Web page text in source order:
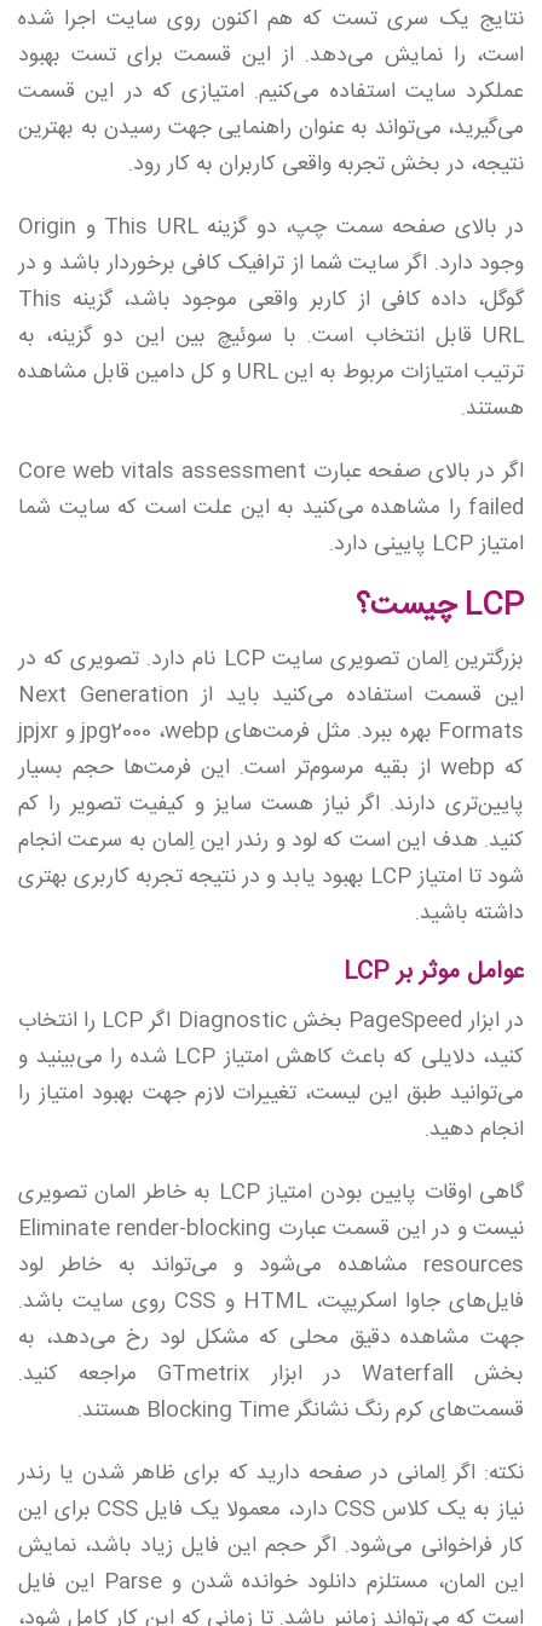
نتایج یک سری تست که هم اکنون روی سایت اجرا شده
است، را نمایش می‌دهد. از این قسمت برای تست بهبود
عملکرد سایت استفاده می‌کنیم. امتیازی که در این قسمت
می‌گیرید، می‌تواند به عنوان راهنمایی جهت رسیدن به بهترین
نتیجه، در بخش تجربه واقعی کاربران به کار رود.
در بالای صفحه سمت چپ، دو گزینه This URL و Origin
وجود دارد. اگر سایت شما از ترافیک کافی برخوردار باشد و در
گوگل، داده کافی از کاربر واقعی موجود باشد، گزینه This
URL قابل انتخاب است. با سوئیچ بین این دو گزینه، به
ترتیب امتیازات مربوط به این URL و کل دامین قابل مشاهده
هستند.
اگر در بالای صفحه عبارت Core web vitals assessment
failed را مشاهده می‌کنید به این علت است که سایت شما
امتیاز LCP پایینی دارد.
LCP چیست؟
بزرگترین اِلمان تصویری سایت LCP نام دارد. تصویری که در
این قسمت استفاده می‌کنید باید از Next Generation
Formats بهره ببرد. مثل فرمت‌های jpg2000 ،webp و jpjxr
که webp از بقیه مرسوم‌تر است. این فرمت‌ها حجم بسیار
پایین‌تری دارند. اگر نیاز هست سایز و کیفیت تصویر را کم
کنید. هدف این است که لود و رندر این اِلمان به سرعت انجام
شود تا امتیاز LCP بهبود یابد و در نتیجه تجربه کاربری بهتری
داشته باشید.
عوامل موثر بر LCP
در ابزار PageSpeed بخش Diagnostic اگر LCP را انتخاب
کنید، دلایلی که باعث کاهش امتیاز LCP شده را می‌بینید و
می‌توانید طبق این لیست، تغییرات لازم جهت بهبود امتیاز را
انجام دهید.
گاهی اوقات پایین بودن امتیاز LCP به خاطر المان تصویری
نیست و در این قسمت عبارت Eliminate render-blocking
resources مشاهده می‌شود و می‌تواند به خاطر لود
فایل‌های جاوا اسکریپت، HTML و CSS روی سایت باشد.
جهت مشاهده دقیق محلی که مشکل لود رخ می‌دهد، به
بخش Waterfall در ابزار GTmetrix مراجعه کنید.
قسمت‌های کرم رنگ نشانگر Blocking Time هستند.
نکته: اگر اِلمانی در صفحه دارید که برای ظاهر شدن یا رندر
نیاز به یک کلاس CSS دارد، معمولا یک فایل CSS برای این
کار فراخوانی می‌شود. اگر حجم این فایل زیاد باشد، نمایش
این المان، مستلزم دانلود خوانده شدن و Parse این فایل